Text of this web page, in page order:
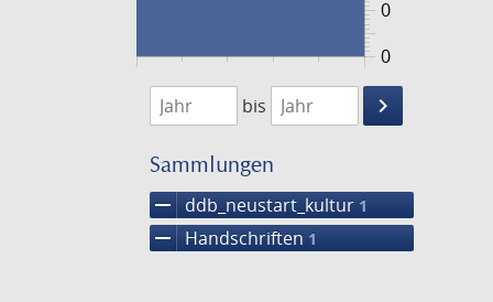
0
0
1474
1475
bis
keyboard_arrow_right
Suche
Sammlungen
remove ddb_neustart_kultur 1
remove Handschriften 1